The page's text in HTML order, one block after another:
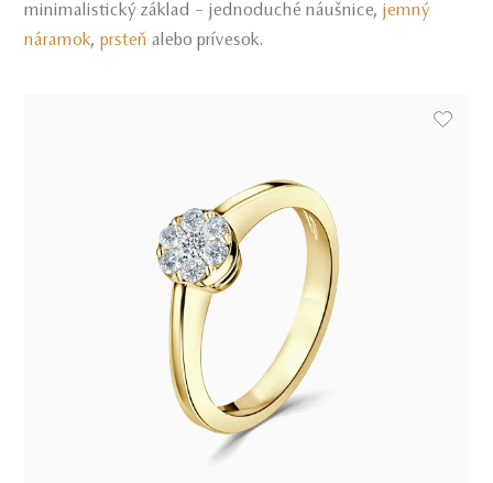
minimalistický základ – jednoduché náušnice,jemný
náramok,prsteň alebo prívesok.